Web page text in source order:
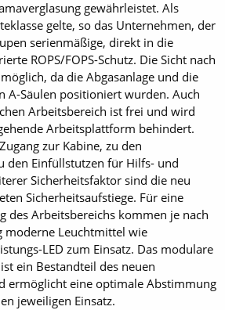
gewährleistet. Als
gelte, so das Unternehmen, der
serienmäßige, direkt in die
ROPS/FOPS-Schutz. Die Sicht nach
da die Abgasanlage und die
A-Säulen positioniert wurden. Auch
Arbeitsbereich ist frei und wird
Arbeitsplattform behindert.
zur Kabine, zu den
den Einfüllstutzen für Hilfs- und
Sicherheitsfaktor sind die neu
Sicherheitsaufstiege. Für eine
des Arbeitsbereichs kommen je nach
moderne Leuchtmittel wie
LED zum Einsatz. Das modulare
ein Bestandteil des neuen
ermöglicht eine optimale Abstimmung
jeweiligen Einsatz.